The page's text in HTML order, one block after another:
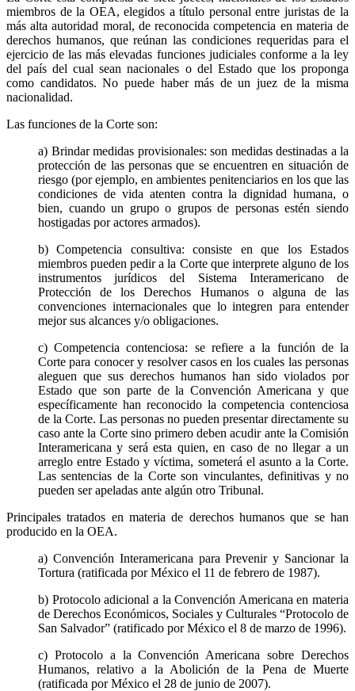
Bluesky
Threads
miembros de la OEA, elegidos a título personal entre juristas de la
más alta autoridad moral, de reconocida competencia en materia de
derechos humanos, que reúnan las condiciones requeridas para el
ejercicio de las más elevadas funciones judiciales conforme a la ley
del país del cual sean nacionales o del Estado que los proponga
como candidatos. No puede haber más de un juez de la misma
nacionalidad.
Las funciones de la Corte son:
a) Brindar medidas provisionales: son medidas destinadas a la
protección de las personas que se encuentren en situación de
riesgo (por ejemplo, en ambientes penitenciarios en los que las
condiciones de vida atenten contra la dignidad humana, o
bien, cuando un grupo o grupos de personas estén siendo
hostigadas por actores armados).
b) Competencia consultiva: consiste en que los Estados
miembros pueden pedir a la Corte que interprete alguno de los
instrumentos jurídicos del Sistema Interamericano de
Protección de los Derechos Humanos o alguna de las
convenciones internacionales que lo integren para entender
mejor sus alcances y/o obligaciones.
c) Competencia contenciosa: se refiere a la función de la
Corte para conocer y resolver casos en los cuales las personas
aleguen que sus derechos humanos han sido violados por
Estado que son parte de la Convención Americana y que
específicamente han reconocido la competencia contenciosa
de la Corte. Las personas no pueden presentar directamente su
caso ante la Corte sino primero deben acudir ante la Comisión
Interamericana y será esta quien, en caso de no llegar a un
arreglo entre Estado y víctima, someterá el asunto a la Corte.
Las sentencias de la Corte son vinculantes, definitivas y no
pueden ser apeladas ante algún otro Tribunal.
Principales tratados en materia de derechos humanos que se han
producido en la OEA.
a) Convención Interamericana para Prevenir y Sancionar la
Tortura (ratificada por México el 11 de febrero de 1987).
b) Protocolo adicional a la Convención Americana en materia
de Derechos Económicos, Sociales y Culturales “Protocolo de
San Salvador” (ratificado por México el 8 de marzo de 1996).
c) Protocolo a la Convención Americana sobre Derechos
Humanos, relativo a la Abolición de la Pena de Muerte
(ratificada por México el 28 de junio de 2007).